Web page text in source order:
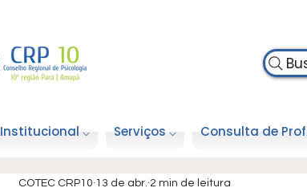
Institucional ⌵ Serviços ⌵ Consulta de
COTEC CRP10 13 de abr. 2 min de leitura